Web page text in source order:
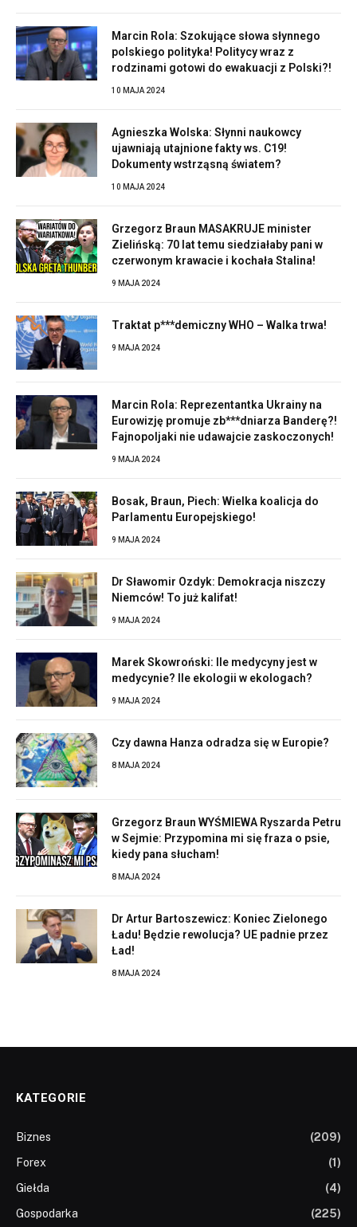
Marcin Rola: Szokujące słowa słynnego
polskiego polityka! Politycy wraz z
rodzinami gotowi do ewakuacji z Polski?!
10 MAJA 2024
Agnieszka Wolska: Słynni naukowcy
ujawniają utajnione fakty ws. C19!
Dokumenty wstrząsną światem?
10 MAJA 2024
Grzegorz Braun MASAKRUJE minister
Zielińską: 70 lat temu siedziałaby pani w
czerwonym krawacie i kochała Stalina!
9 MAJA 2024
Traktat p***demiczny WHO – Walka trwa!
9 MAJA 2024
Marcin Rola: Reprezentantka Ukrainy na
Eurowizję promuje zb***dniarza Banderę?!
Fajnopoljaki nie udawajcie zaskoczonych!
9 MAJA 2024
Bosak, Braun, Piech: Wielka koalicja do
Parlamentu Europejskiego!
9 MAJA 2024
Dr Sławomir Ozdyk: Demokracja niszczy
Niemców! To już kalifat!
9 MAJA 2024
Marek Skowroński: Ile medycyny jest w
medycynie? Ile ekologii w ekologach?
9 MAJA 2024
Czy dawna Hanza odradza się w Europie?
8 MAJA 2024
Grzegorz Braun WYŚMIEWA Ryszarda Petru
w Sejmie: Przypomina mi się fraza o psie,
kiedy pana słucham!
8 MAJA 2024
Dr Artur Bartoszewicz: Koniec Zielonego
Ładu! Będzie rewolucja? UE padnie przez
Ład!
8 MAJA 2024
KATEGORIE
Biznes
(209)
Forex
(1)
Giełda
(4)
Gospodarka
(225)